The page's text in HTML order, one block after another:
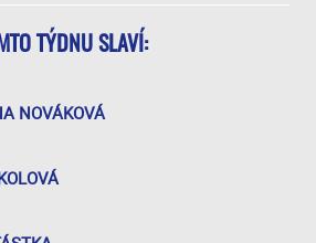
TÝDNU SLAVÍ:
NOVÁKOVÁ